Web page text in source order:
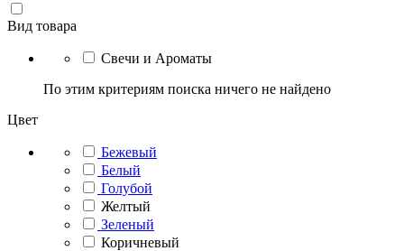
Вид товара
Свечи и Ароматы
По этим критериям поиска ничего не найдено
Цвет
Бежевый
Белый
Голубой
Желтый
Зеленый
Коричневый